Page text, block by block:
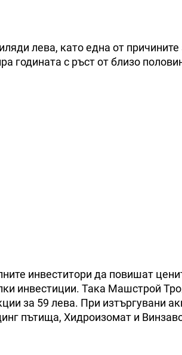
лева, като една от причините
годината с ръст от близо
инвеститори да повишат
инвестиции. Така Машстрой
за 59 лева. При изтъргувани
пътища, Хидроизомат и